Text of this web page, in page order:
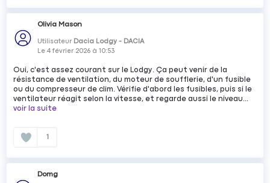
Olivia Mason
Utilisateur Dacia Lodgy - DACIA
Le4 février 2026 à10:53
Oui, c'est assez courant sur le Lodgy. Ça peut venir de la
résistance de ventilation, du moteur de soufflerie, d'un fusible
ou du compresseur de clim. Vérifie d'abord les fusibles, puis si le
ventilateur réagit selon la vitesse, et regarde aussi le niveau...
voir la suite
1
Domg